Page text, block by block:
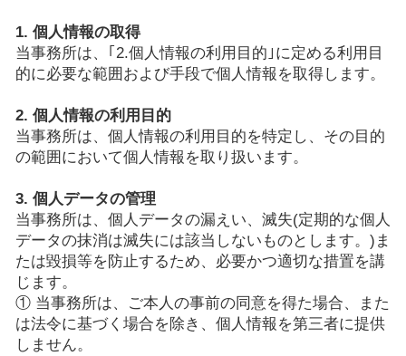
1. 個人情報の取得
当事務所は、｢2.個人情報の利用目的｣に定める利用目
的に必要な範囲および手段で個人情報を取得します。
2. 個人情報の利用目的
当事務所は、個人情報の利用目的を特定し、その目的
の範囲において個人情報を取り扱います。
3. 個人データの管理
当事務所は、個人データの漏えい、滅失(定期的な個人
データの抹消は滅失には該当しないものとします。)ま
たは毀損等を防止するため、必要かつ適切な措置を講
じます。
① 当事務所は、ご本人の事前の同意を得た場合、また
は法令に基づく場合を除き、個人情報を第三者に提供
しません。